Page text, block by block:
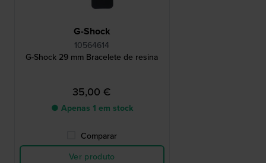
G-Shock
10564614
G-Shock 29 mm Bracelete de resina
35,00 €
● Apenas 1 em stock
Comparar
Ver produto